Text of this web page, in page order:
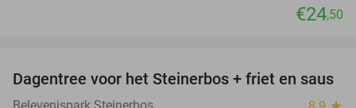
€24,50
37%
Dagentree voor het Steinerbos + friet en saus
Belevenispark Steinerbos